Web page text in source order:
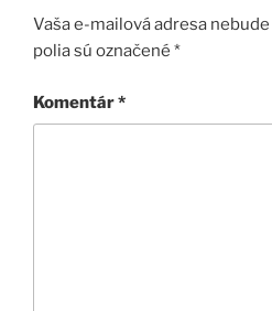
Vaša e-mailová adresa
polia sú označené *
Komentár*